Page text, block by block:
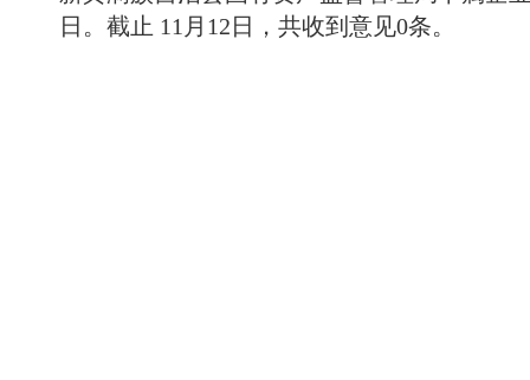
日。截止 11月12日，共收到意见0条。